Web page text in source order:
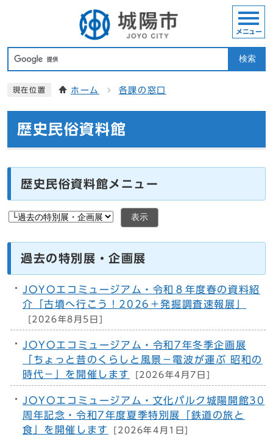
検索
メニュー
現在位置 ホーム 各課の窓口
歴史民俗資料館
歴史民俗資料館メニュー
表示
過去の特別展・企画展
JOYOエコミュージアム・令和８年度春の資料紹
介「古墳へ行こう！2026＋発掘調査速報展」
[2026年8月5日]
JOYOエコミュージアム・令和7年冬季企画展
「ちょっと昔のくらしと風景－電波が運ぶ 昭和の
時代－」を開催します
[2026年4月7日]
JOYOエコミュージアム・文化パルク城陽開館30
周年記念・令和7年度夏季特別展「鉄道の旅と
食」を開催します
[2026年4月1日]